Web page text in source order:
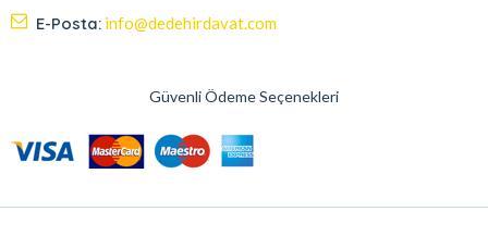
E-Posta: info@dedehirdavat.com
Güvenli Ödeme Seçenekleri